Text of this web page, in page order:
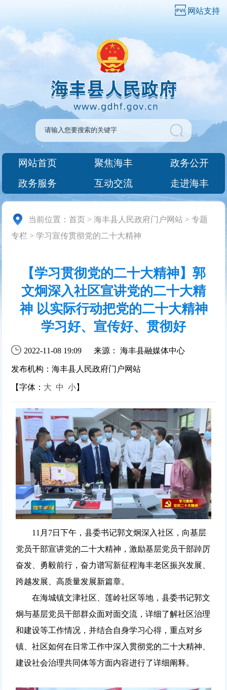
网站支持
网站首页 聚焦海丰
政务公开
政务服务
互动交流 走进海丰
当前位置：首页 >海丰县人民政府门户网站 >专题
专栏 >学习宣传贯彻党的二十大精神
【学习贯彻党的二十大精神】郭
文炯深入社区宣讲党的二十大精
神 以实际行动把党的二十大精神
学习好、宣传好、贯彻好
2022-11-08 19:09 来源： 海丰县融媒体中心
发布机构：海丰县人民政府门户网站
【字体： 大 中 小】
11月7日下午，县委书记郭文炯深入社区，向基层
党员干部宣讲党的二十大精神，激励基层党员干部踔厉
奋发、勇毅前行，奋力谱写新征程海丰老区振兴发展、
跨越发展、高质量发展新篇章。
在海城镇文津社区、莲岭社区等地，县委书记郭文
炯与基层党员干部群众面对面交流，详细了解社区治理
和建设等工作情况，并结合自身学习心得，重点对乡
镇、社区如何在日常工作中深入贯彻党的二十大精神、
建设社会治理共同体等方面内容进行了详细阐释。